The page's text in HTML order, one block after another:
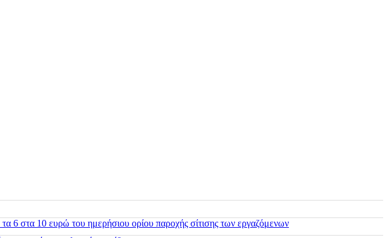
6 στα 10 ευρώ του ημερήσιου ορίου παροχής σίτισης των εργαζόμενων